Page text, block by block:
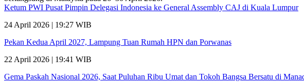
Ketum PWI Pusat Pimpin Delegasi Indonesia ke General Assembly CAJ di Kuala Lumpur
24 April 2026 | 19:27 WIB
Pekan Kedua April 2027, Lampung Tuan Rumah HPN dan Porwanas
22 April 2026 | 19:41 WIB
Gema Paskah Nasional 2026, Saat Puluhan Ribu Umat dan Tokoh Bangsa Bersatu di